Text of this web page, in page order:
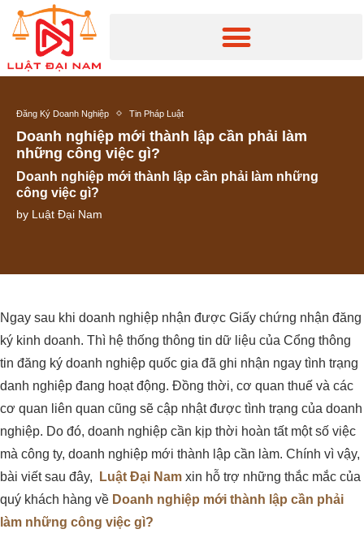
Đăng Ký Doanh Nghiệp Tin Pháp Luật
Doanh nghiệp mới thành lập cần phải làm
những công việc gì?
Doanh nghiệp mới thành lập cần phải làm những
công việc gì?
by Luật Đại Nam
Ngay sau khi doanh nghiệp nhận được Giấy chứng nhận đăng
ký kinh doanh. Thì hệ thống thông tin dữ liệu của Cổng thông
tin đăng ký doanh nghiệp quốc gia đã ghi nhận ngay tình trạng
danh nghiệp đang hoạt động. Đồng thời, cơ quan thuế và các
cơ quan liên quan cũng sẽ cập nhật được tình trạng của doanh
nghiệp. Do đó, doanh nghiệp cần kịp thời hoàn tất một số việc
mà công ty, doanh nghiệp mới thành lập cần làm. Chính vì vậy,
bài viết sau đây,
Luật Đại Nam xin hỗ trợ những thắc mắc của
quý khách hàng về Doanh nghiệp mới thành lập cần phải
làm những công việc gì?